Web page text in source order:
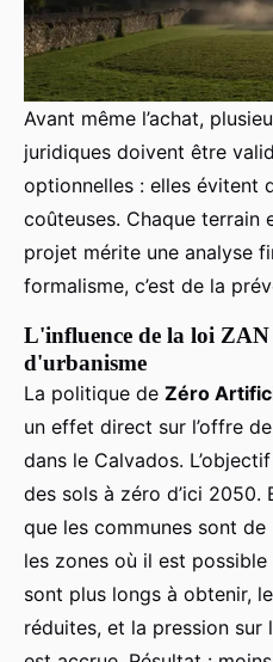
Avant même l’achat,
juridiques doivent être
optionnelles : elles évitent
coûteuses. Chaque terrain
projet mérite une analyse
formalisme, c’est de la
L'influence de la loi
d'urbanisme
La politique de Zéro
un effet direct sur l’offre
dans le Calvados.
des sols à zéro d’ici 2050.
que les communes sont
les zones où il est
sont plus longs à obtenir,
réduites, et la pression sur